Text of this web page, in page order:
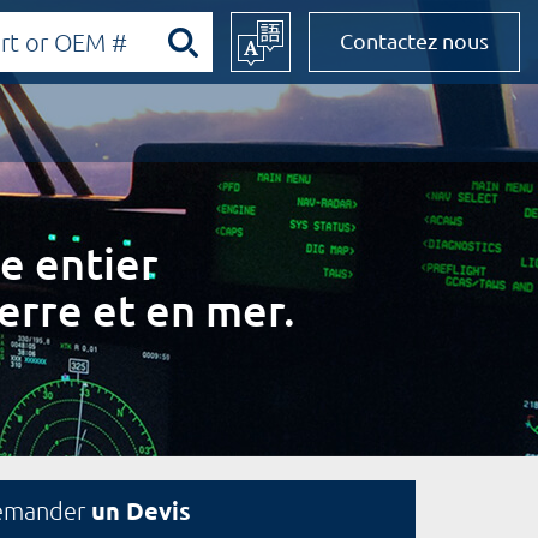
Contactez nous
entier
et en mer.
un Devis